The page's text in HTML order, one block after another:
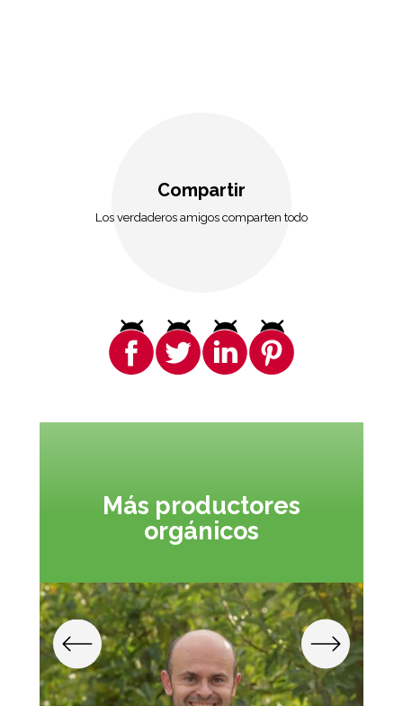
Compartir
Los verdaderos amigos comparten todo
Más productores
orgánicos